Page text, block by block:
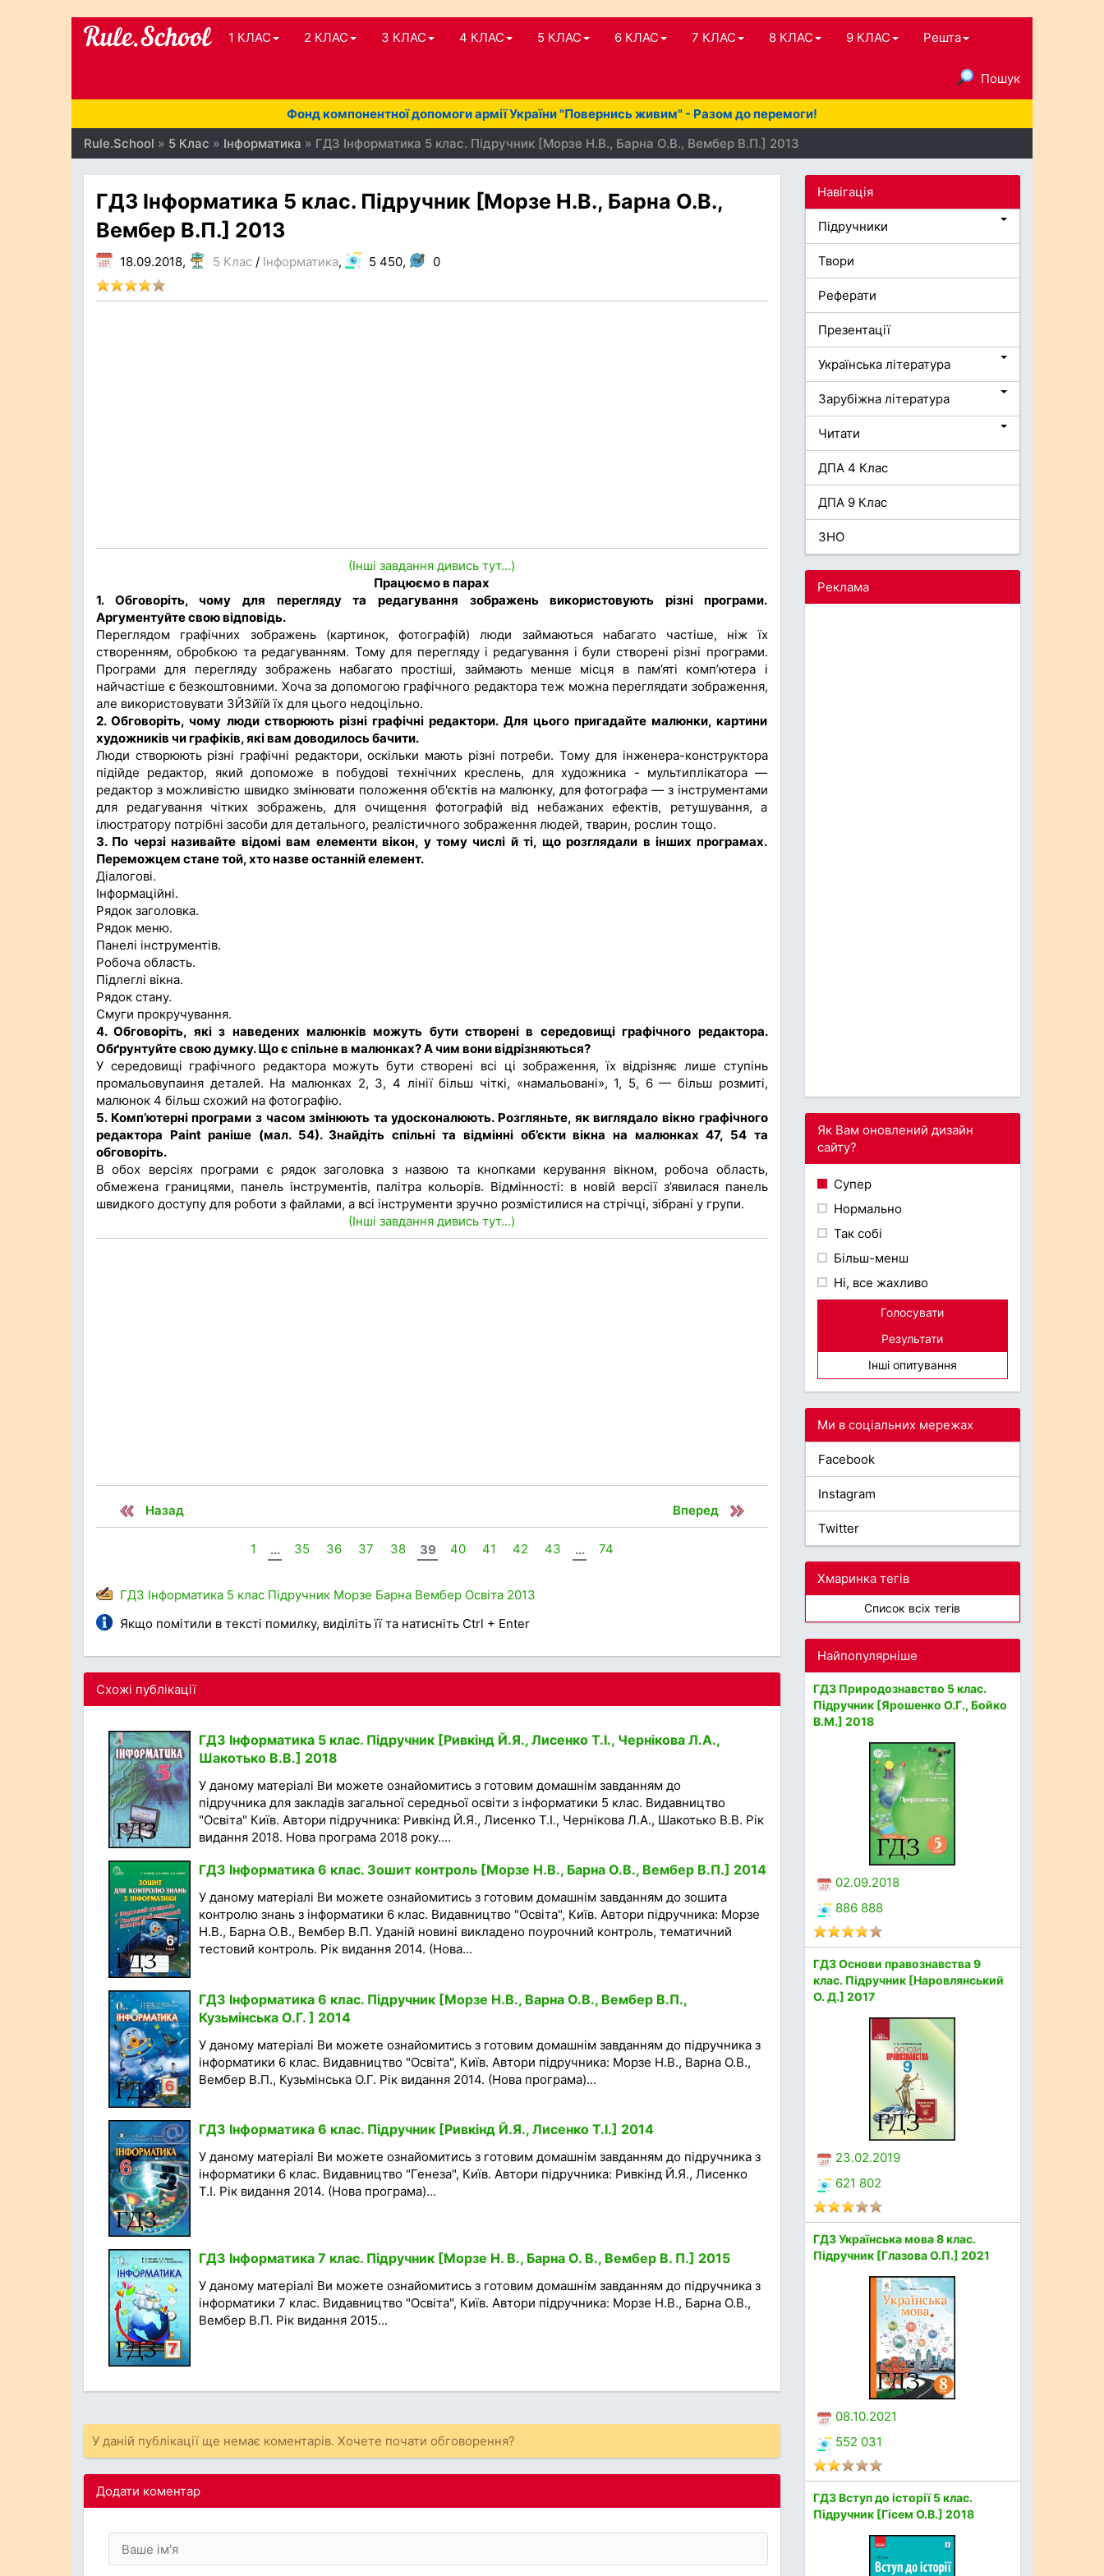
1 КЛАС 2 КЛАС 3 КЛАС 4 КЛАС 5 КЛАС 6 КЛАС 7 КЛАС 8 КЛАС 9 КЛАС Решта
Пошук
Фонд компонентної допомоги армії України "Повернись живим" - Разом до перемоги!
Rule.School » 5 Клас » Інформатика » ГДЗ Інформатика 5 клас. Підручник [Морзе Н.В., Барна О.В., Вембер В.П.] 2013
ГДЗ Інформатика 5 клас. Підручник [Морзе Н.В., Барна О.В.,
Вембер В.П.] 2013
18.09.2018, 5 Клас / Інформатика, 5 450, 0
(Інші завдання дивись тут...)
Працюємо в парах
1. Обговоріть, чому для перегляду та редагування зображень використовують різні програми.
Аргументуйте свою відповідь.
Переглядом графічних зображень (картинок, фотографій) люди займаються набагато частіше, ніж їх
створенням, обробкою та редагуванням. Тому для перегляду і редагування і були створені різні програми.
Програми для перегляду зображень набагато простіші, займають менше місця в пам’яті комп’ютера і
найчастіше є безкоштовними. Хоча за допомогою графічного редактора теж можна переглядати зображення,
але використовувати ЗЙЗйїй їх для цього недоцільно.
2. Обговоріть, чому люди створюють різні графічні редактори. Для цього пригадайте малюнки, картини
художників чи графіків, які вам доводилось бачити.
Люди створюють різні графічні редактори, оскільки мають різні потреби. Тому для інженера-конструктора
підійде редактор, який допоможе в побудові технічних креслень, для художника - мультиплікатора —
редактор з можливістю швидко змінювати положення об'єктів на малюнку, для фотографа — з інструментами
для редагування чітких зображень, для очищення фотографій від небажаних ефектів, ретушування, а
ілюстратору потрібні засоби для детального, реалістичного зображення людей, тварин, рослин тощо.
3. По черзі називайте відомі вам елементи вікон, у тому числі й ті, що розглядали в інших програмах.
Переможцем стане той, хто назве останній елемент.
Діалогові.
Інформаційні.
Рядок заголовка.
Рядок меню.
Панелі інструментів.
Робоча область.
Підлеглі вікна.
Рядок стану.
Смуги прокручування.
4. Обговоріть, які з наведених малюнків можуть бути створені в середовищі графічного редактора.
Обґрунтуйте свою думку. Що є спільне в малюнках? А чим вони відрізняються?
У середовищі графічного редактора можуть бути створені всі ці зображення, їх відрізняє лише ступінь
промальовупаиня деталей. На малюнках 2, 3, 4 лінії більш чіткі, «намальовані», 1, 5, 6 — більш розмиті,
малюнок 4 більш схожий на фотографію.
5. Комп’ютерні програми з часом змінюють та удосконалюють. Розгляньте, як виглядало вікно графічного
редактора Paint раніше (мал. 54). Знайдіть спільні та відмінні об’єкти вікна на малюнках 47, 54 та
обговоріть.
В обох версіях програми є рядок заголовка з назвою та кнопками керування вікном, робоча область,
обмежена границями, панель інструментів, палітра кольорів. Відмінності: в новій версії з’явилася панель
швидкого доступу для роботи з файлами, а всі інструменти зручно розмістилися на стрічці, зібрані у групи.
(Інші завдання дивись тут...)
Назад Вперед
1 ... 35 36 37 38 39 40 41 42 43 ... 74
ГДЗ Інформатика 5 клас Підручник Морзе Барна Вембер Освіта 2013
Якщо помітили в тексті помилку, виділіть її та натисніть Ctrl + Enter
Схожі публікації
ГДЗ Інформатика 5 клас. Підручник [Ривкінд Й.Я., Лисенко Т.І., Чернікова Л.А.,
Шакотько В.В.] 2018
У даному матеріалі Ви можете ознайомитись з готовим домашнім завданням до
підручника для закладів загальної середньої освіти з інформатики 5 клас. Видавництво
"Освіта" Київ. Автори підручника: Ривкінд Й.Я., Лисенко Т.І., Чернікова Л.А., Шакотько В.В. Рік
видання 2018. Нова програма 2018 року....
ГДЗ Інформатика 6 клас. Зошит контроль [Морзе Н.В., Барна О.В., Вембер В.П.] 2014
У даному матеріалі Ви можете ознайомитись з готовим домашнім завданням до зошита
контролю знань з інформатики 6 клас. Видавництво "Освіта", Київ. Автори підручника: Морзе
Н.В., Барна О.В., Вембер В.П. Уданій новині викладено поурочний контроль, тематичний
тестовий контроль. Рік видання 2014. (Нова...
ГДЗ Інформатика 6 клас. Підручник [Морзе Н.В., Варна О.В., Вембер В.П.,
Кузьмінська О.Г. ] 2014
У даному матеріалі Ви можете ознайомитись з готовим домашнім завданням до підручника з
інформатики 6 клас. Видавництво "Освіта", Київ. Автори підручника: Морзе Н.В., Варна О.В.,
Вембер В.П., Кузьмінська О.Г. Рік видання 2014. (Нова програма)...
ГДЗ Інформатика 6 клас. Підручник [Ривкінд Й.Я., Лисенко Т.І.] 2014
У даному матеріалі Ви можете ознайомитись з готовим домашнім завданням до підручника з
інформатики 6 клас. Видавництво "Генеза", Київ. Автори підручника: Ривкінд Й.Я., Лисенко
Т.І. Рік видання 2014. (Нова програма)...
ГДЗ Інформатика 7 клас. Підручник [Морзе Н. В., Барна О. В., Вембер В. П.] 2015
У даному матеріалі Ви можете ознайомитись з готовим домашнім завданням до підручника з
інформатики 7 клас. Видавництво "Освіта", Київ. Автори підручника: Морзе Н.В., Барна О.В.,
Вембер В.П. Рік видання 2015...
У даній публікації ще немає коментарів. Хочете почати обговорення?
Додати коментар
Навігація
Підручники
Твори
Реферати
Презентації
Українська література
Зарубіжна література
Читати
ДПА 4 Клас
ДПА 9 Клас
ЗНО
Реклама
Як Вам оновлений дизайн
сайту?
Супер
Нормально
Так собі
Більш-менш
Ні, все жахливо
Голосувати
Результати
Інші опитування
Ми в соціальних мережах
Facebook
Instagram
Twitter
Хмаринка тегів
Список всіх тегів
Найпопулярніше
ГДЗ Природознавство 5 клас.
Підручник [Ярошенко О.Г., Бойко
В.М.] 2018
02.09.2018
886 888
ГДЗ Основи правознавства 9
клас. Підручник [Наровлянський
О. Д.] 2017
23.02.2019
621 802
ГДЗ Українська мова 8 клас.
Підручник [Глазова О.П.] 2021
08.10.2021
552 031
ГДЗ Вступ до історії 5 клас.
Підручник [Гісем О.В.] 2018